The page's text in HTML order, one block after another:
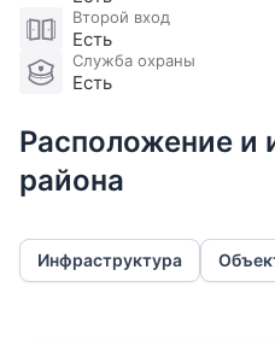
Ломоносовская школа,
развитая
Покровское: школа и
Покровский и Novaya
Второй вход
Есть
Служба охраны
Есть
Расположение и
района
Инфраструктура